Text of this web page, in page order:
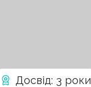
Досвід: 3 роки